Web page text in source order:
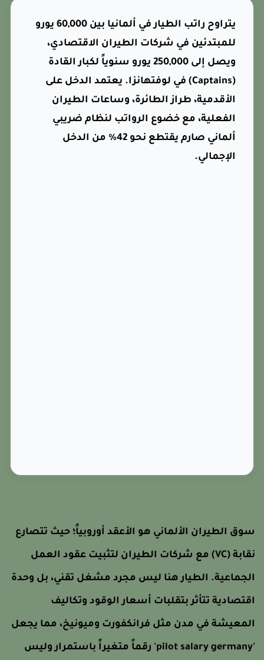
يتراوح راتب الطيار في ألمانيا بين 60,000 يورو
للمبتدئين في شركات الطيران الاقتصادي،
ويصل إلى 250,000 يورو سنوياً لكبار القادة
(Captains) في لوفتهانزا. يعتمد الدخل على
الأقدمية، طراز الطائرة، وساعات الطيران
الفعلية، مع خضوع الرواتب لنظام ضريبي
ألماني صارم يقتطع نحو 42% من الدخل
الإجمالي.
الطيران الألماني هو الأعقد أوروبياً؛ حيث تتصارع
نقابة (VC) مع شركات الطيران لتثبيت عقود العمل
الطيار هنا ليس مجرد مشغل تقني، بل وحدة
تتأثر بتقلبات أسعار الوقود وتكاليف
في مدن مثل فرانكفورت وميونيخ، مما يجعل
'pilot salary germany' رقماً متغيراً باستمرار وليس